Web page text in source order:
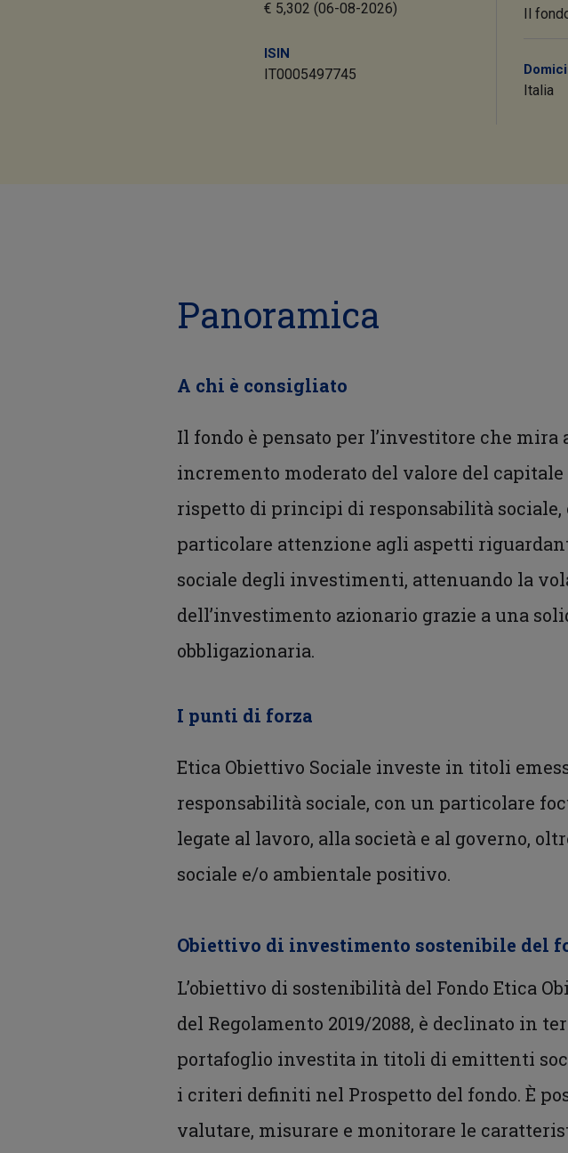
€ 5,302 (06-08-2026)
ISIN
IT0005497745
Il
Italia
Panoramica
A chi è consigliato
Il fondo è pensato per l’investitore che mira
incremento moderato del valore del
rispetto di principi di responsabilità sociale,
particolare attenzione agli aspetti
sociale degli investimenti, attenuando la
dell’investimento azionario grazie a una
obbligazionaria.
I punti di forza
Etica Obiettivo Sociale investe in titoli
responsabilità sociale, con un particolare
legate al lavoro, alla società e al governo,
sociale e/o ambientale positivo.
Obiettivo di investimento sostenibile del
L’obiettivo di sostenibilità del Fondo Etica
del Regolamento 2019/2088, è declinato in
portafoglio investita in titoli di emittenti
i criteri definiti nel Prospetto del fondo. È
valutare, misurare e monitorare le